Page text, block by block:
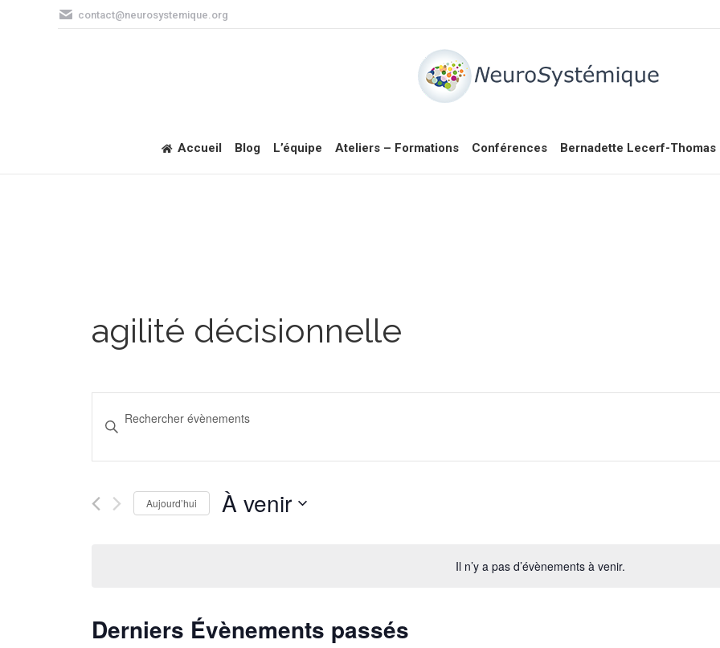
contact@neurosystemique.org
Accueil Blog L’équipe Ateliers – Formations Conférences Bernadette Lecerf-Thomas
Il n’y a pas d’évènements à venir.
agilité décisionnelle
Recherche
et
navigation
de
Saisir
mot-
clé.
Évènements
Aujourd’hui À venir
Derniers Évènements passés